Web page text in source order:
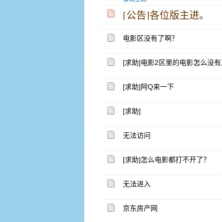
[公告]各位版主进。
电影区没有了啊？
[求助]电影2区里的电影怎么没有
[求助]阿Q来一下
[求助]
无法访问
[求助]怎么电影都打不开了？
无法进入
京东房产网